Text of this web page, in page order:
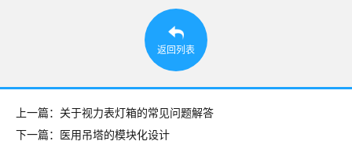
返回列表
上一篇：关于视力表灯箱的常见问题解答
下一篇：医用吊塔的模块化设计